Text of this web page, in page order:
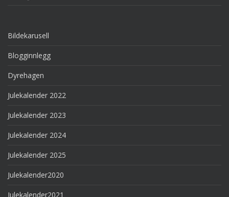
Bildekarusell
Blogginnlegg
Dyrehagen
Julekalender 2022
Julekalender 2023
Julekalender 2024
Julekalender 2025
Julekalender2020
Julekalender2021